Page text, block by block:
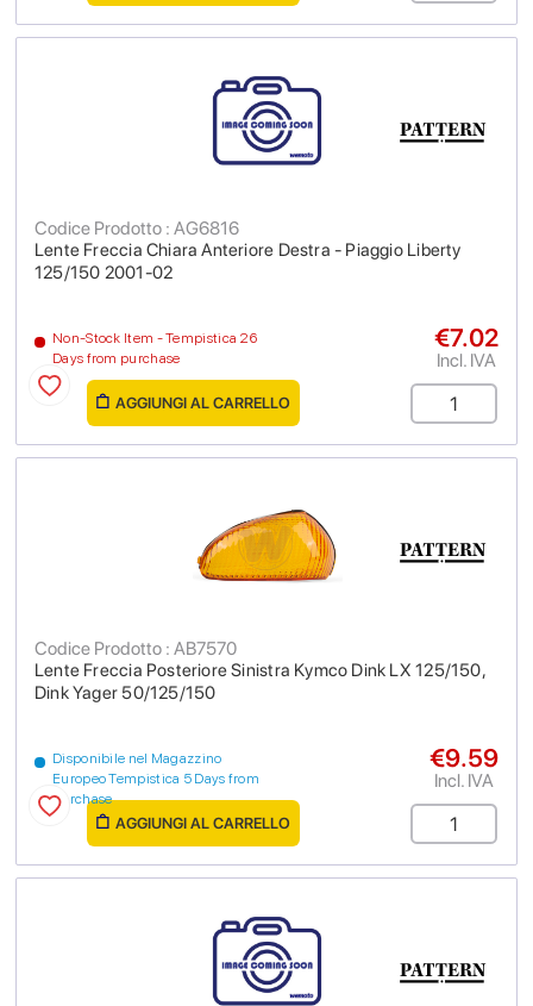
Lente Freccia Chiara Anteriore Destra - Piaggio Liberty
125/150 2001-02
Codice Prodotto : AG6816
Non-Stock Item - Tempistica 26
Days from purchase
€7.02
Incl. IVA
AGGIUNGI AL CARRELLO
Lente Freccia Posteriore Sinistra Kymco Dink LX 125/150,
Dink Yager 50/125/150
Codice Prodotto : AB7570
Disponibile nel Magazzino
Europeo Tempistica 5 Days from
purchase
€9.59
Incl. IVA
AGGIUNGI AL CARRELLO